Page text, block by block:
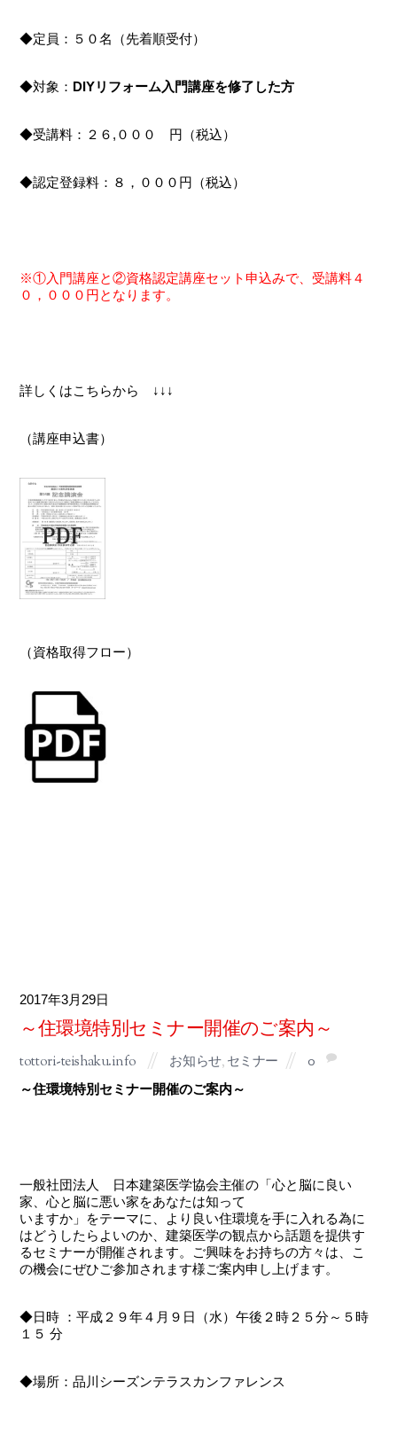
◆定員：５０名（先着順受付）
◆対象： DIYリフォーム入門講座を修了した方
◆受講料：２６,０００ 円（税込）
◆認定登録料：８，０００円（税込）
※①入門講座と②資格認定講座セット申込みで、受講料４
０，０００円となります。
詳しくはこちらから ↓↓↓
（講座申込書）
（資格取得フロー）
29
3月
2017
～住環境特別セミナー開催のご案内～
tottori-teishaku.info お知らせ,セミナー 0
～住環境特別セミナー開催のご案内～
一般社団法人 日本建築医学協会主催の「心と脳に良い
家、心と脳に悪い家をあなたは知って
いますか」をテーマに、より良い住環境を手に入れる為に
はどうしたらよいのか、建築医学の観点から話題を提供す
るセミナーが開催されます。ご興味をお持ちの方々は、こ
の機会にぜひご参加されます様ご案内申し上げます。
◆日時 ：平成２９年４月９日（水）午後２時２５分～５時
１５ 分
◆場所：品川シーズンテラスカンファレンス